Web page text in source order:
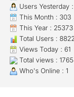
Users Yesterday
This Month : 303
This Year : 25373
Total Users :
Views Today : 61
Total views :
Who's Online : 1